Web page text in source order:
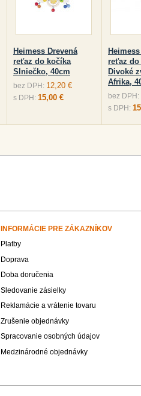
Heimess Drevená
reťaz do kočíka
Slniečko, 40cm
bez DPH: 12,20 €
s DPH: 15,00 €
reťaz do
Divoké
Afrika,
bez DPH:
s DPH:
INFORMÁCIE PRE ZÁKAZNÍKOV
Platby
Doprava
Doba doručenia
Sledovanie zásielky
Reklamácie a vrátenie tovaru
Zrušenie objednávky
Spracovanie osobných údajov
Medzinárodné objednávky